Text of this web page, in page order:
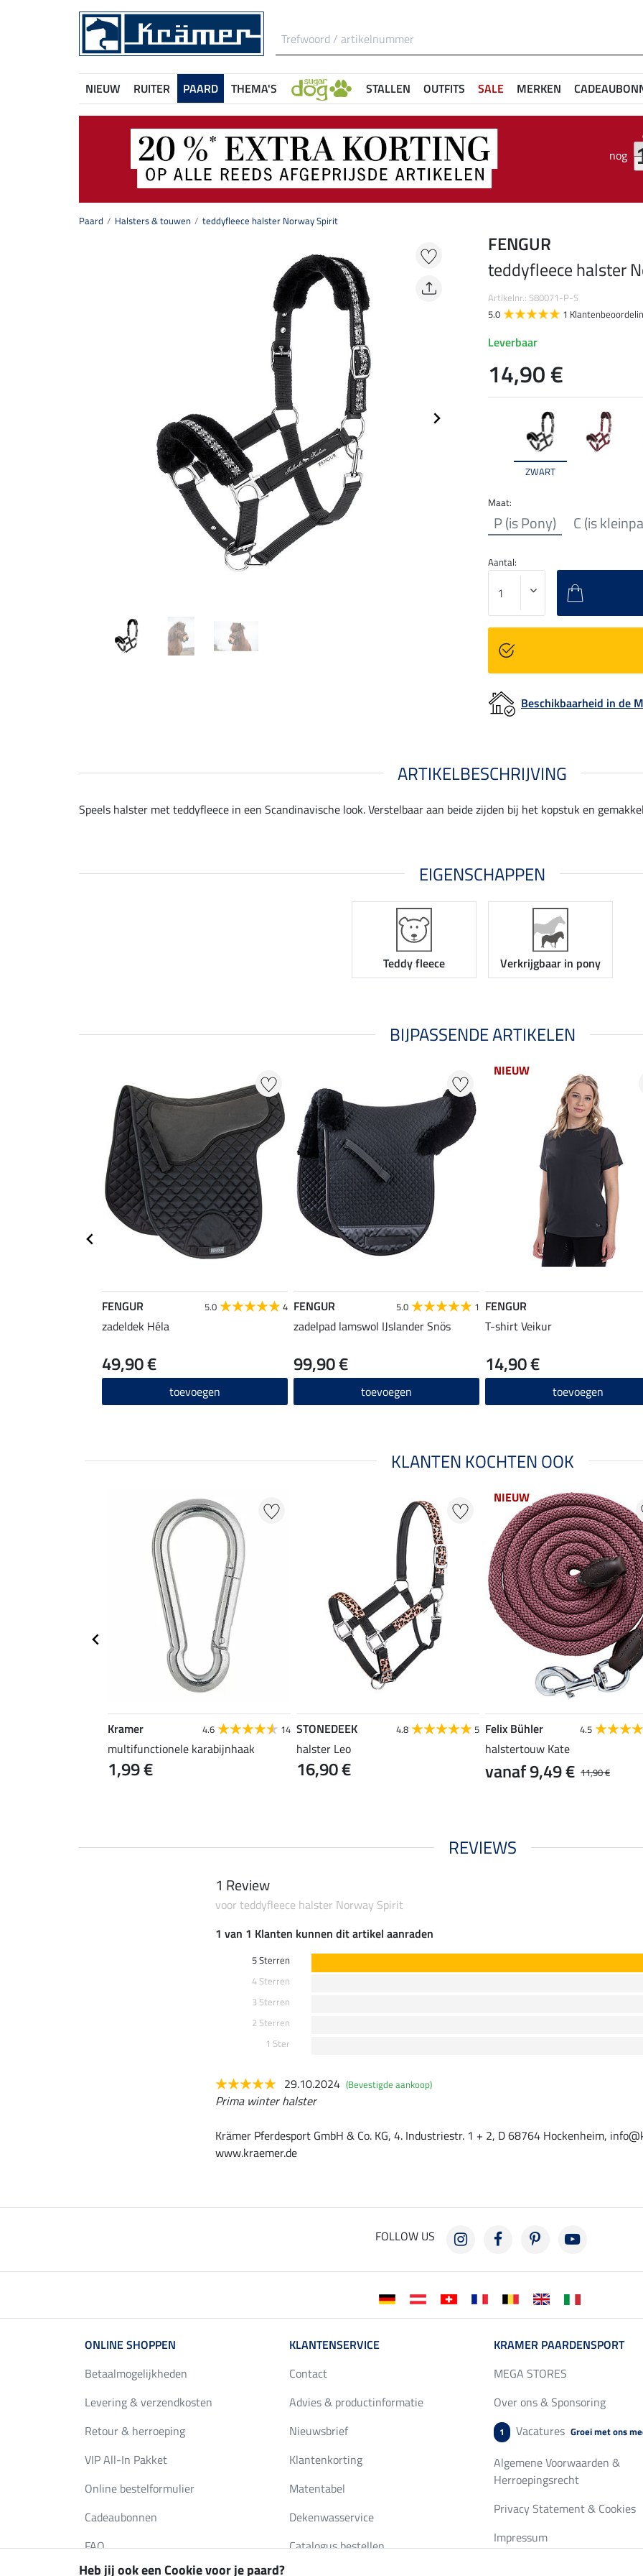
NIEUW RUITER PAARD THEMA'S STALLEN OUTFITS SALE MERKEN
nog
Paard Halsters & touwen teddyfleece halster Norway Spirit
ZWART
Maat:
P (is Pony) C (is
FENGUR
teddyfleece halster
Artikelnr.: 580071-P-S
5.0
1
Leverbaar
14,90 €
Aantal:
Beschikbaarheid in de
ARTIKELBESCHRIJVING
Speels halster met teddyfleece in een Scandinavische look. Verstelbaar aan beide zijden bij het kopstuk en
EIGENSCHAPPEN
Teddy fleece Verkrijgbaar in pony
BIJPASSENDE ARTIKELEN
FENGUR 5.0 4
zadeldek Héla
49,90 €
toevoegen
FENGUR 5.0 1
zadelpad lamswol IJslander Snös
99,90 €
toevoegen
NIEUW
FENGUR
T-shirt Veikur
14,90 €
toevoegen
KLANTEN KOCHTEN OOK
Kramer 4.6 14
multifunctionele karabijnhaak
1,99 €
STONEDEEK 4.8 5
halster Leo
16,90 €
NIEUW
Felix Bühler 4.5
halstertouw Kate
11,90 €
vanaf 9,49 €
REVIEWS
1 Review
voor teddyfleece halster Norway Spirit
1 van 1 Klanten kunnen dit artikel aanraden
5 Sterren
4 Sterren
3 Sterren
2 Sterren
1 Ster
29.10.2024 (Bevestigde aankoop)
Prima winter halster
Krämer Pferdesport GmbH & Co. KG, 4. Industriestr. 1 + 2, D 68764 Hockenheim,
www.kraemer.de
FOLLOW US
ONLINE SHOPPEN
Betaalmogelijkheden
Levering & verzendkosten
Retour & herroeping
VIP All-In Pakket
Online bestelformulier
Cadeaubonnen
FAQ
KLANTENSERVICE
Contact
Advies & productinformatie
Nieuwsbrief
Klantenkorting
Matentabel
Dekenwasservice
Catalogus bestellen
KRAMER PAARDENSPORT
MEGA STORES
Over ons & Sponsoring
1 Vacatures Groei met ons
Algemene Voorwaarden &
Herroepingsrecht
Privacy Statement & Cookies
Impressum
Heb jij ook een Cookie voor je paard?